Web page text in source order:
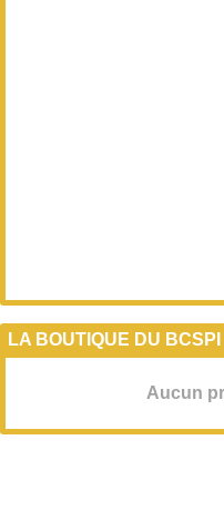
LA BOUTIQUE DU BCSPI
Aucun